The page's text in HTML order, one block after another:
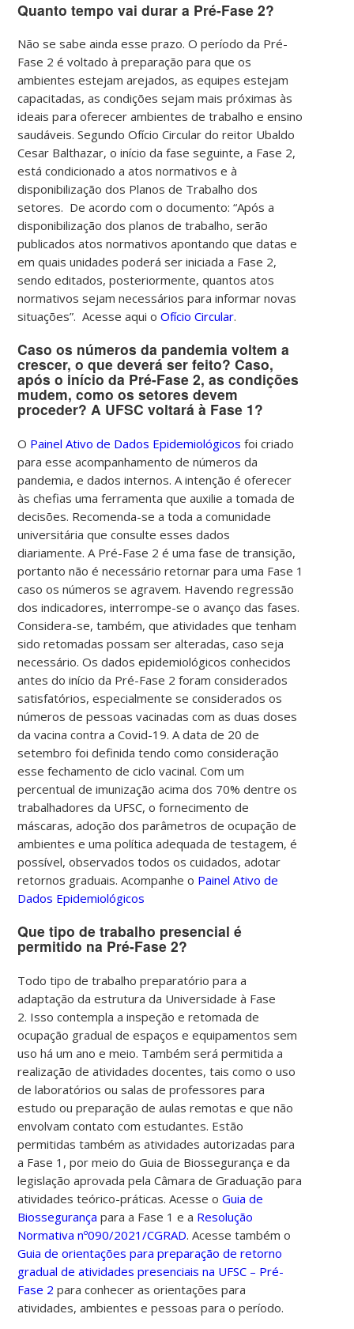
Quanto tempo vai durar a Pré-Fase 2?
Não se sabe ainda esse prazo. O período da Pré-
Fase 2 é voltado à preparação para que os
ambientes estejam arejados, as equipes estejam
capacitadas, as condições sejam mais próximas às
ideais para oferecer ambientes de trabalho e ensino
saudáveis.Segundo Ofício Circular do reitor Ubaldo
Cesar Balthazar, o início da fase seguinte, a Fase 2,
está condicionado a atos normativos e à
disponibilização dos Planos de Trabalho dos
setores. De acordo com o documento: “Após a
disponibilização dos planos de trabalho, serão
publicados atos normativos apontando que datas e
em quais unidades poderá ser iniciada a Fase 2,
sendo editados, posteriormente, quantos atos
normativos sejam necessários para informar novas
situações”.Acesse aqui oOfício Circular.
Caso os números da pandemia voltem a
crescer, o que deverá ser feito? Caso,
após o início da Pré-Fase 2, as condições
mudem, como os setores devem
proceder? A UFSC voltará à Fase 1?
O Painel Ativo de Dados Epidemiológicos foi criado
para esse acompanhamento de números da
pandemia, e dados internos. A intenção é oferecer
às chefias uma ferramenta que auxilie a tomada de
decisões. Recomenda-se a toda a comunidade
universitária que consulte esses dados
diariamente.A Pré-Fase 2 é uma fase de transição,
portanto não é necessário retornar para uma Fase 1
caso os números se agravem. Havendo regressão
dos indicadores, interrompe-se o avanço das fases.
Considera-se, também, que atividades que tenham
sido retomadas possam ser alteradas, caso seja
necessário.Os dados epidemiológicos conhecidos
antes do início da Pré-Fase 2 foram considerados
satisfatórios, especialmente se considerados os
números de pessoas vacinadas com as duas doses
da vacina contra a Covid-19. A data de 20 de
setembro foi definida tendo como consideração
esse fechamento de ciclo vacinal.Com um
percentual de imunização acima dos 70% dentre os
trabalhadores da UFSC, o fornecimento de
máscaras, adoção dos parâmetros de ocupação de
ambientes e uma política adequada de testagem, é
possível, observados todos os cuidados, adotar
retornos graduais.Acompanhe o Painel Ativo de
Dados Epidemiológicos
Que tipo de trabalho presencial é
permitido na Pré-Fase 2?
Todo tipo de trabalho preparatório para a
adaptação da estrutura da Universidade à Fase
2. Isso contempla a inspeção e retomada de
ocupação gradual de espaços e equipamentos sem
uso há um ano e meio. Também será permitida a
realização de atividades docentes, tais como o uso
de laboratórios ou salas de professores para
estudo ou preparação de aulas remotas e que não
envolvam contato com estudantes. Estão
permitidas também as atividades autorizadas para
a Fase 1, por meio do Guia de Biossegurança e da
legislação aprovada pela Câmara de Graduação para
atividades teórico-práticas.Acesse oGuia de
Biossegurança para a Fase 1 e a Resolução
Normativa nº090/2021/CGRAD. Acesse também o
Guia de orientações para preparação de retorno
gradual de atividades presenciais na UFSC – Pré-
Fase 2 para conhecer as orientações para
atividades, ambientes e pessoas para o período.